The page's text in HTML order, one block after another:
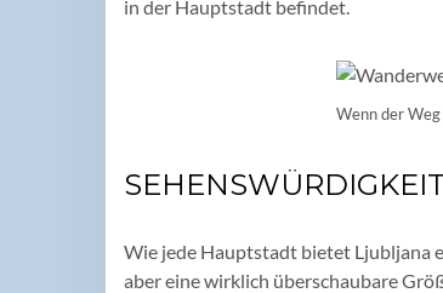
in der Hauptstadt befindet.
Wenn der
Wie jede Hauptstadt bietet Ljubljana
aber eine wirklich überschaubare